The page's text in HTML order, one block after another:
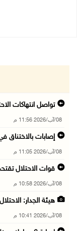
تواصل انتهاكات
08/آب/2026 11:56 م
إصابات بالاختناق
08/آب/2026 11:05 م
قوات الاحتلال
08/آب/2026 10:58 م
هيئة الجدار: الاحتلال
08/آب/2026 10:41 م